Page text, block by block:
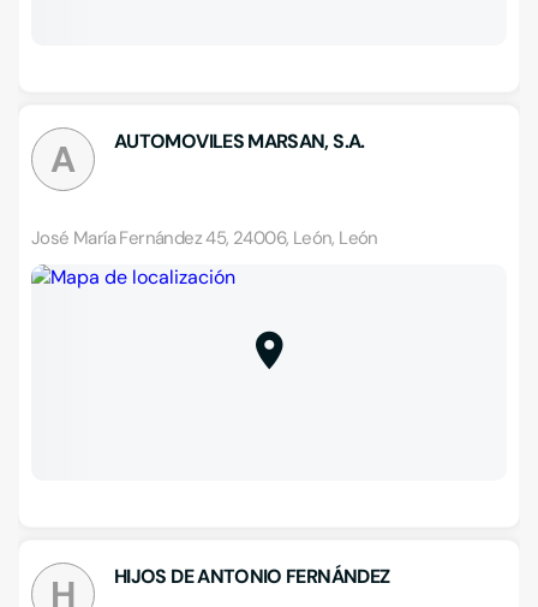
A AUTOMOVILES MARSAN, S.A.
José María Fernández 45, 24006, León, León
H HIJOS DE ANTONIO FERNÁNDEZ